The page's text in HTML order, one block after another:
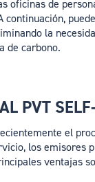
oficinas de
continuación,
la
de carbono.
PVT
el
los emisores
ventajas